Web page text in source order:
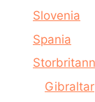
Slovenia
Spania
Gibraltar